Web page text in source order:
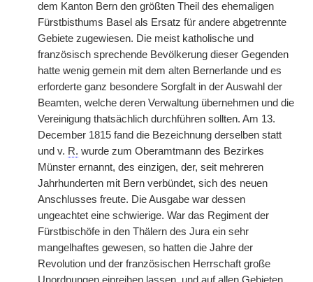
dem Kanton Bern den größten Theil des ehemaligen
Fürstbisthums Basel als Ersatz für andere abgetrennte
Gebiete zugewiesen. Die meist katholische und
französisch sprechende Bevölkerung dieser Gegenden
hatte wenig gemein mit dem alten Bernerlande und es
erforderte ganz besondere Sorgfalt in der Auswahl der
Beamten, welche deren Verwaltung übernehmen und die
Vereinigung thatsächlich durchführen sollten. Am 13.
December 1815 fand die Bezeichnung derselben statt
und v. R. wurde zum Oberamtmann des Bezirkes
Münster ernannt, des einzigen, der, seit mehreren
Jahrhunderten mit Bern verbündet, sich des neuen
Anschlusses freute. Die Ausgabe war dessen
ungeachtet eine schwierige. War das Regiment der
Fürstbischöfe in den Thälern des Jura ein sehr
mangelhaftes gewesen, so hatten die Jahre der
Revolution und der französischen Herrschaft große